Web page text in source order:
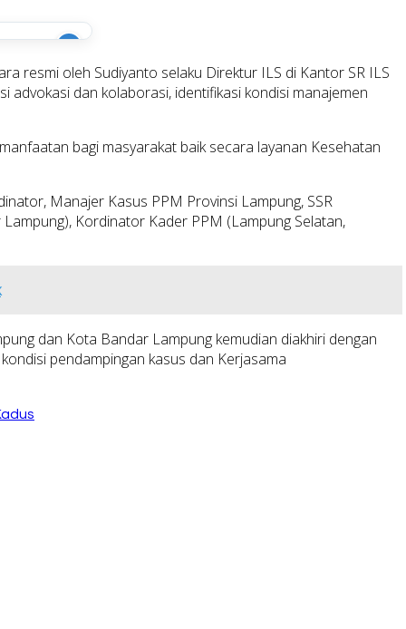
i
resmi oleh Sudiyanto selaku Direktur ILS di Kantor SR ILS
advokasi dan kolaborasi, identifikasi kondisi manajemen
bagi masyarakat baik secara layanan Kesehatan
Manajer Kasus PPM Provinsi Lampung, SSR
Kordinator Kader PPM (Lampung Selatan,
dan Kota Bandar Lampung kemudian diakhiri dengan
pendampingan kasus dan Kerjasama